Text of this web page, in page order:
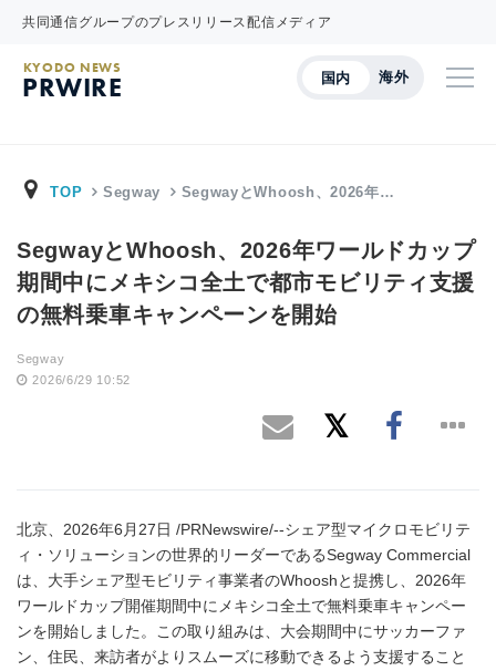
共同通信グループのプレスリリース配信メディア
国内 海外
KYODO NEWS
PRWIRE
TOP Segway SegwayとWhoosh、2026年…
SegwayとWhoosh、2026年ワールドカップ
期間中にメキシコ全土で都市モビリティ支援
の無料乗車キャンペーンを開始
Segway
2026/6/29 10:52
北京、2026年6月27日 /PRNewswire/--シェア型マイクロモビリテ
ィ・ソリューションの世界的リーダーであるSegway Commercial
は、大手シェア型モビリティ事業者のWhooshと提携し、2026年
ワールドカップ開催期間中にメキシコ全土で無料乗車キャンペー
ンを開始しました。この取り組みは、大会期間中にサッカーファ
ン、住民、来訪者がよりスムーズに移動できるよう支援すること